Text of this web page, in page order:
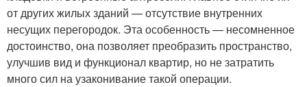
от других жилых зданий — отсутствие внутренних
несущих перегородок. Эта особенность — несомненное
достоинство, она позволяет преобразить пространство,
улучшив вид и функционал квартир, но не затратить
много сил на узаконивание такой операции.